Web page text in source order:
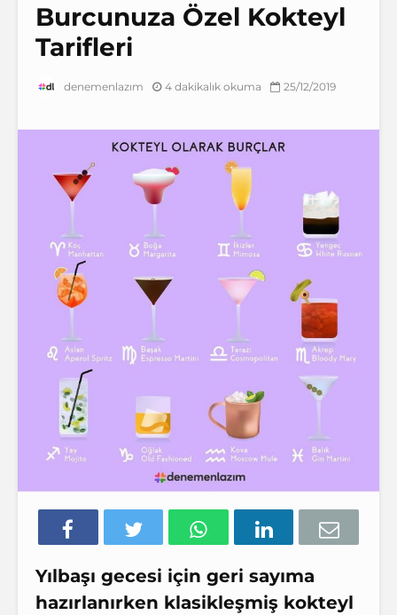
Burcunuza Özel Kokteyl
Tarifleri
denemenlazım 4 dakikalık okuma 25/12/2019
Yılbaşı gecesi için geri sayıma
hazırlanırken klasikleşmiş kokteyl